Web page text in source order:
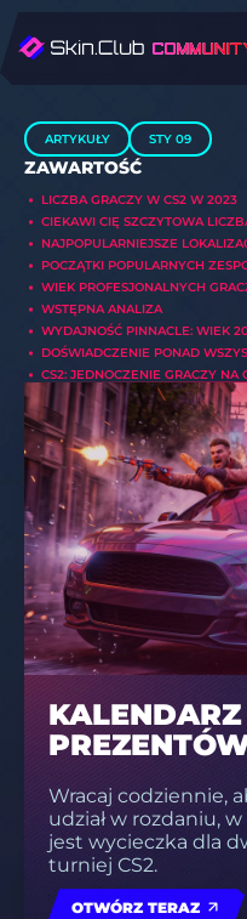
ARTYKUŁY STY 09
ZAWARTOŚĆ
LICZBA GRACZY W CS2 W 2023
CIEKAWI CIĘ SZCZYTOWA
NAJPOPULARNIEJSZE
POCZĄTKI POPULARNYCH
WIEK PROFESJONALNYCH
WSTĘPNA ANALIZA
WYDAJNOŚĆ PINNACLE: WIEK
DOŚWIADCZENIE PONAD
CS2: JEDNOCZENIE GRACZY NA
Wracaj codziennie,
udział w rozdaniu,
jest wycieczka dla
turniej CS2.
OTWÓRZ TERAZ